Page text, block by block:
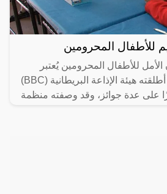
للأطفال المحرومين
للأطفال المحرومين يُعتبر
برنامج "درس" الذي أطلقته هيئة الإذاعة البريطانية (BBC)
على عدة جوائز، وقد وصفته منظمة